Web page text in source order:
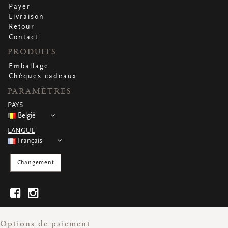
Payer
Livraison
Retour
Contact
PRODUITS
Emballage
Chèques cadeaux
PARAMÈTRES
PAYS
België
LANGUE
Français
Changement
Options de paiement